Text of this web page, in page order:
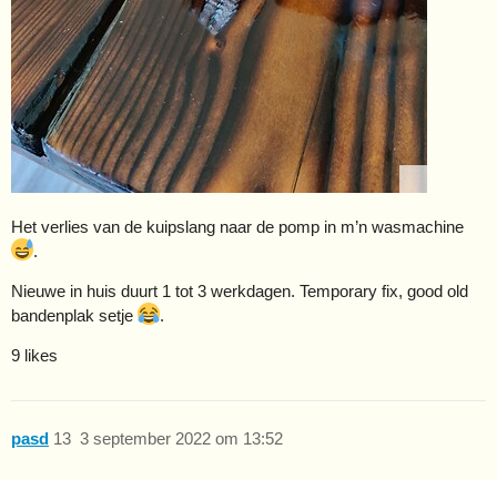
Het verlies van de kuipslang naar de pomp in m’n wasmachine
.
Nieuwe in huis duurt 1 tot 3 werkdagen. Temporary fix, good old
bandenplak setje
.
9 likes
pasd 3 september 2022 om 13:52
13